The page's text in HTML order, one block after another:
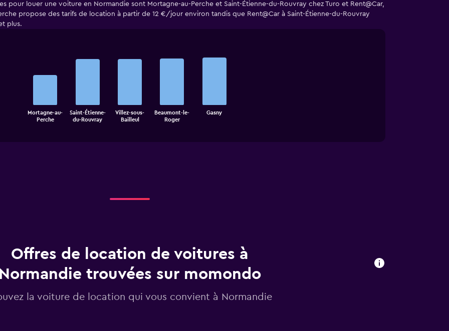
pour louer une voiture en Normandie sont Mortagne-au-Perche et Saint-Étienne-du-Rouvray chez Turo et Rent@Car,
propose des tarifs de location à partir de 12 €/jour environ tandis que Rent@Car à Saint-Étienne-du-Rouvray
plus.
chart
Y
axis
displaying
values.
0
Mortagne-au-
Perche
Saint-Étienne-
du-Rouvray
Villez-sous-
Bailleul
Beaumont-le-
Roger
Gasny
Offres de location de voitures à
trouvées sur momondo
la voiture de location qui vous convient à Normandie